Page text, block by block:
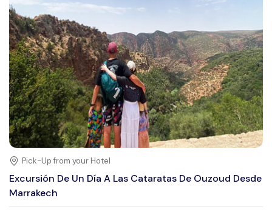
Pick-Up from your Hotel
Excursión De Un Día A Las Cataratas De Ouzoud Desde
Marrakech